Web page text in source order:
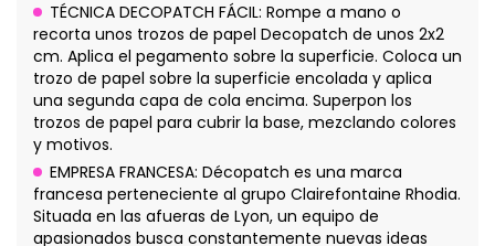
TÉCNICA DECOPATCH FÁCIL: Rompe a mano o
recorta unos trozos de papel Decopatch de unos 2x2
cm. Aplica el pegamento sobre la superficie. Coloca un
trozo de papel sobre la superficie encolada y aplica
una segunda capa de cola encima. Superpon los
trozos de papel para cubrir la base, mezclando colores
y motivos.
EMPRESA FRANCESA: Décopatch es una marca
francesa perteneciente al grupo Clairefontaine Rhodia.
Situada en las afueras de Lyon, un equipo de
apasionados busca constantemente nuevas ideas